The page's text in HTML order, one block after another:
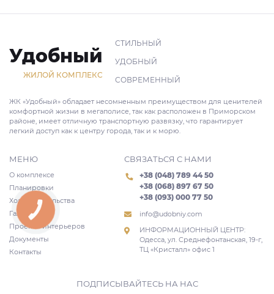
Удобный
ЖИЛОЙ КОМПЛЕКС
СТИЛЬНЫЙ
УДОБНЫЙ
СОВРЕМЕННЫЙ
ЖК «Удобный» обладает несомненным преимуществом для ценителей
комфортной жизни в мегаполисе, так как расположен в Приморском
районе, имеет отличную транспортную развязку, что гарантирует
легкий доступ как к центру города, так и к морю.
МЕНЮ
О комплексе
Планировки
Ход строительства
Галерея
Проекты интерьеров
Документы
Контакты
СВЯЗАТЬСЯ С НАМИ
+38 (048) 789 44 50
+38 (068) 897 67 50
+38 (093) 000 77 50
info@udobniy.com
ИНФОРМАЦИОННЫЙ ЦЕНТР:
Одесса, ул. Среднефонтанская, 19-г,
ТЦ «Кристалл» офис 1
ПОДПИСЫВАЙТЕСЬ НА НАС
КНОПКА
СВЯЗИ